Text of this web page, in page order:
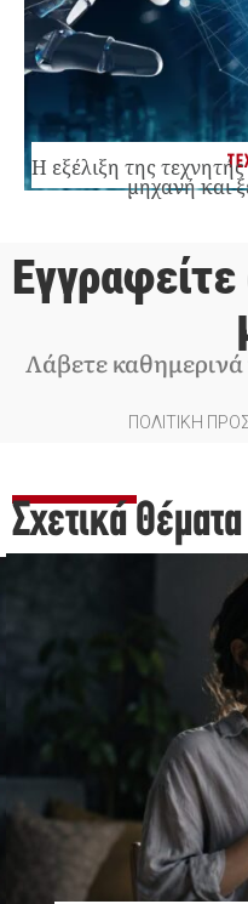
Η εξέλιξη της
μηχανή και
Λάβετε
ΠΟΛΙΤΙΚΗ
Σχετικά Θέματα